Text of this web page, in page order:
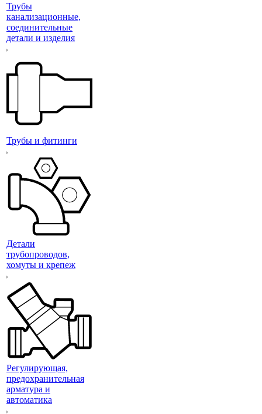
Трубы
канализационные,
соединительные
детали и изделия
Трубы и фитинги
Детали
трубопроводов,
хомуты и крепеж
Регулирующая,
предохранительная
арматура и
автоматика